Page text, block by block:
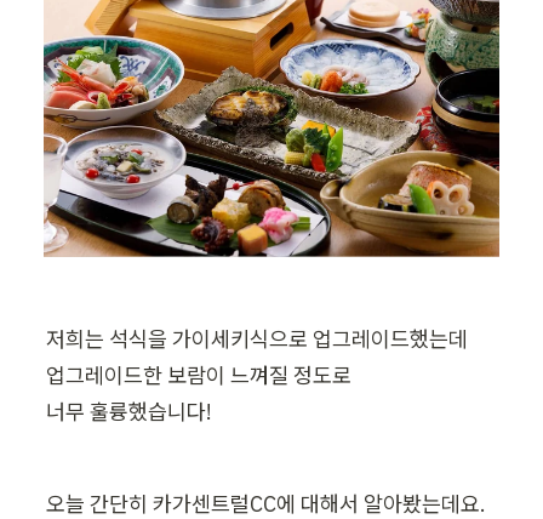
저희는 석식을 가이세키식으로 업그레이드했는데
업그레이드한 보람이 느껴질 정도로
너무 훌륭했습니다!
오늘 간단히 카가센트럴CC에 대해서 알아봤는데요.